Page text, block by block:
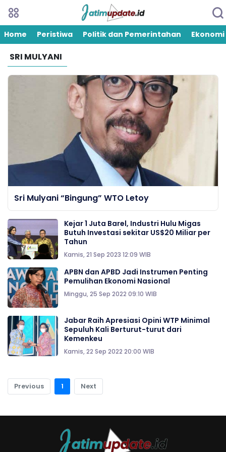
Home Peristiwa Politik dan Pemerintahan Ekonomi
SRI MULYANI
Sri Mulyani “Bingung” WTO Letoy
Kejar 1 Juta Barel, Industri Hulu Migas
Butuh Investasi sekitar US$20 Miliar per
Tahun
Kamis, 21 Sep 2023 12:09 WIB
APBN dan APBD Jadi Instrumen Penting
Pemulihan Ekonomi Nasional
Minggu, 25 Sep 2022 09:10 WIB
Jabar Raih Apresiasi Opini WTP Minimal
Sepuluh Kali Berturut-turut dari
Kemenkeu
Kamis, 22 Sep 2022 20:00 WIB
Previous 1 Next